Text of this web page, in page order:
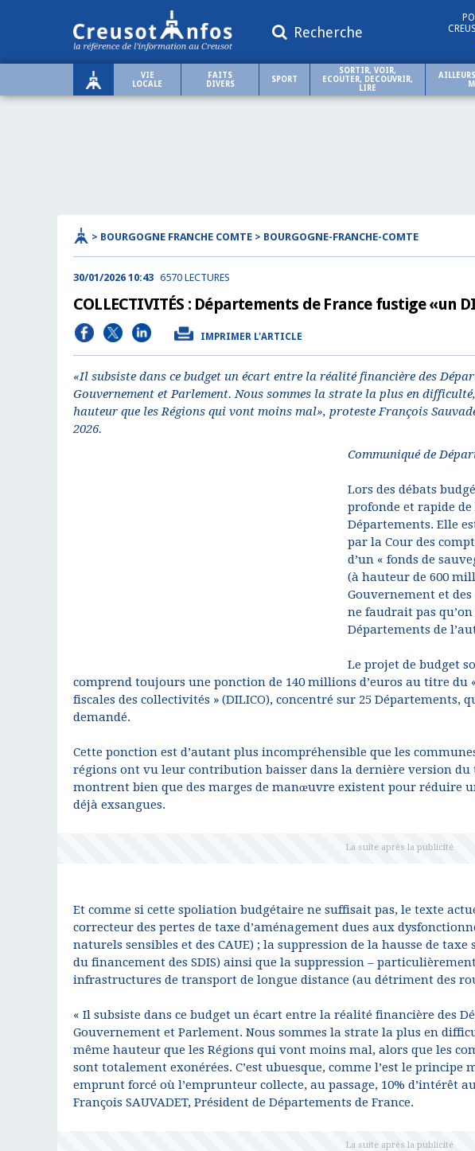
Recherche
VIE
LOCALE
FAITS
DIVERS
SPORT
SORTIR, VOIR,
ECOUTER, DECOUVRIR,
LIRE
> BOURGOGNE FRANCHE COMTE > BOURGOGNE-FRANCHE-COMTE
30/01/2026 10:43 6570 LECTURES
COLLECTIVITÉS : Départements de France fustige «un
IMPRIMER L'ARTICLE
«Il subsiste dans ce budget un écart entre la réalité financière des
Gouvernement et Parlement. Nous sommes la strate la plus en
hauteur que les Régions qui vont moins mal», proteste François
2026.
Communiqué de
Lors des débats
profonde et rapide
Départements. Elle
par la Cour des
d’un « fonds de
(à hauteur de 600
Gouvernement et
ne faudrait pas
Départements de
Le projet de budget
comprend toujours une ponction de 140 millions d’euros au titre du
fiscales des collectivités » (DILICO), concentré sur 25 Départements,
demandé.
Cette ponction est d’autant plus incompréhensible que les
régions ont vu leur contribution baisser dans la dernière version du
montrent bien que des marges de manœuvre existent pour réduire
déjà exsangues.
Et comme si cette spoliation budgétaire ne suffisait pas, le texte
correcteur des pertes de taxe d’aménagement dues aux
naturels sensibles et des CAUE) ; la suppression de la hausse de
du financement des SDIS) ainsi que la suppression –
infrastructures de transport de longue distance (au détriment des
« Il subsiste dans ce budget un écart entre la réalité financière des
Gouvernement et Parlement. Nous sommes la strate la plus en
même hauteur que les Régions qui vont moins mal, alors que les
sont totalement exonérées. C’est ubuesque, comme l’est le principe
emprunt forcé où l’emprunteur collecte, au passage, 10% d’intérêt
François SAUVADET, Président de Départements de France.